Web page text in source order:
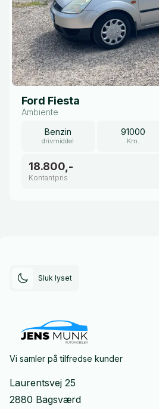
Ford Fiesta
Ambiente
Benzin
drivmiddel
91000
Km.
18.800,-
Kontantpris
Sluk lyset
Vi samler på tilfredse kunder
Laurentsvej 25
2880 Bagsværd